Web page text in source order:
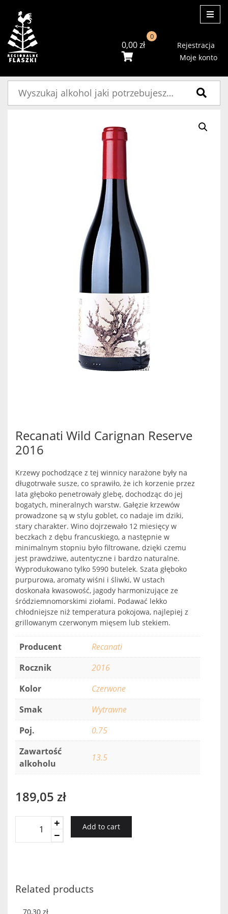
0,00zł
0
Rejestracja
Moje konto
Recanati Wild Carignan Reserve
2016
Krzewy pochodzące z tej winnicy narażone były na
długotrwałe susze, co sprawiło, że ich korzenie przez
lata głęboko penetrowały glebę, dochodząc do jej
bogatych, mineralnych warstw. Gałęzie krzewów
prowadzone są w stylu goblet, co nadaje im dziki,
stary charakter. Wino dojrzewało 12 miesięcy w
beczkach z dębu francuskiego, a następnie w
minimalnym stopniu było filtrowane, dzięki czemu
jest prawdziwe, autentyczne i bardzo naturalne.
Wyprodukowano tylko 5990 butelek. Szata głęboko
purpurowa, aromaty wiśni i śliwki, W ustach
doskonała kwasowość, jagody harmonizujące ze
śródziemnomorskimi ziołami. Podawać lekko
chłodniejsze niż temperatura pokojowa, najlepiej z
grillowanym czerwonym mięsem lub stekiem.
Producent
Recanati
Rocznik
2016
Kolor
Czerwone
Smak
Wytrawne
Poj.
0.75
Zawartość
alkoholu
13.5
189,05 zł
quantity
Add to cart
Related products
70,30 zł